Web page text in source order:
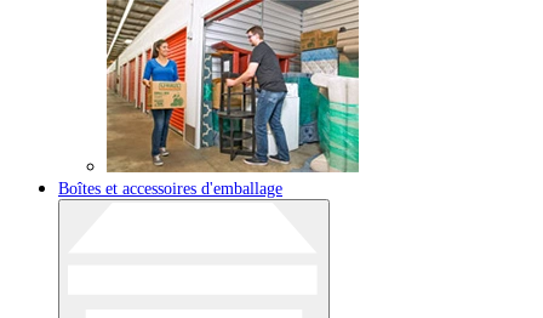
Boîtes et accessoires d'emballage